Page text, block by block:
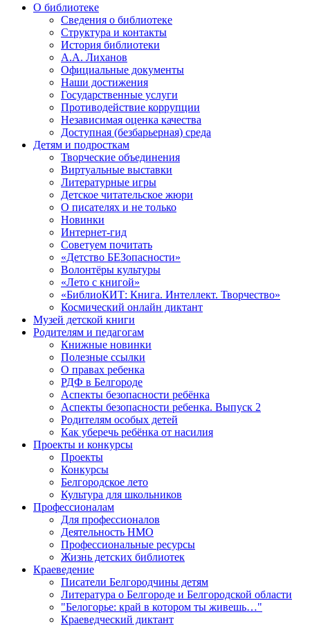
О библиотеке
Сведения о библиотеке
Структура и контакты
История библиотеки
А.А. Лиханов
Официальные документы
Наши достижения
Государственные услуги
Противодействие коррупции
Независимая оценка качества
Доступная (безбарьерная) среда
Детям и подросткам
Творческие объединения
Виртуальные выставки
Литературные игры
Детское читательское жюри
О писателях и не только
Новинки
Интернет-гид
Советуем почитать
«Детство БЕЗопасности»
Волонтёры культуры
«Лето с книгой»
«БиблиоКИТ: Книга. Интеллект. Творчество»
Космический онлайн диктант
Музей детской книги
Родителям и педагогам
Книжные новинки
Полезные ссылки
О правах ребенка
РДФ в Белгороде
Аспекты безопасности ребёнка
Аспекты безопасности ребенка. Выпуск 2
Родителям особых детей
Как уберечь ребёнка от насилия
Проекты и конкурсы
Проекты
Конкурсы
Белгородское лето
Культура для школьников
Профессионалам
Для профессионалов
Деятельность НМО
Профессиональные ресурсы
Жизнь детских библиотек
Краеведение
Писатели Белгородчины детям
Литература о Белгороде и Белгородской области
"Белогорье: край в котором ты живешь…"
Краеведческий диктант